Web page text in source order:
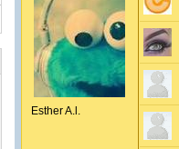
Esther A.l.